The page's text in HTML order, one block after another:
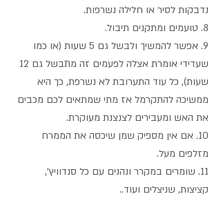
נדבקות לסיר או חלילה נשרפות.
8. טועמים ומתקנים תיבול.
9. אפשר להמשיך ולבשל גם 5 שעות (או כמו
שעות), כל עוד התערובת לא נשרפת, כך היא
ממשיכה להתקרמל אז מתי שמתאים לכם מכבים
את האש ומעבירים לצנצנת מעוקרת.
10. אם אין מספיק שמן שיכסה את הממרח
מזלפים מעל.
11. שומרים במקרר ונהנים עם כל סנדוויץ',
קציצות, שניצלים ועוד..